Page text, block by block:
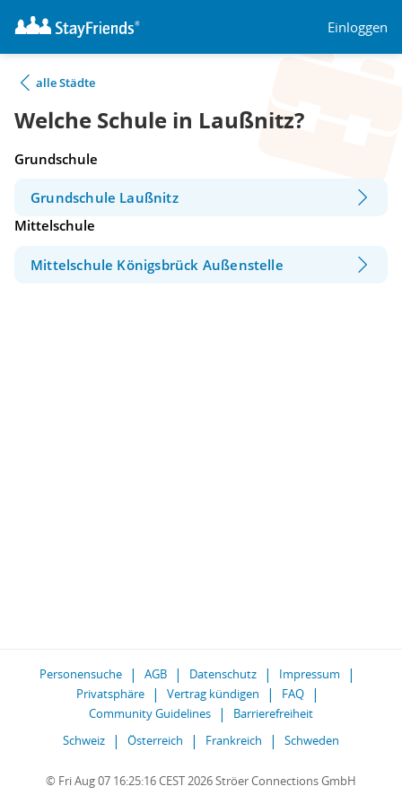
Einloggen
alle Städte
Welche Schule in Laußnitz?
Grundschule
Grundschule Laußnitz
Mittelschule
Mittelschule Königsbrück Außenstelle
Personensuche AGB Datenschutz
Impressum
Privatsphäre
Vertrag kündigen
FAQ
Community Guidelines
Barrierefreiheit
Schweiz
Österreich Frankreich Schweden
© Fri Aug 07 16:25:16 CEST 2026 Ströer Connections GmbH